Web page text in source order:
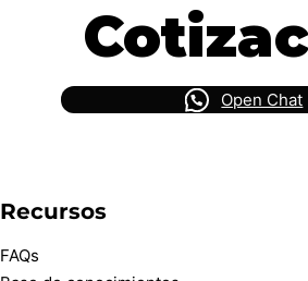
Open Chat
Recursos
FAQs